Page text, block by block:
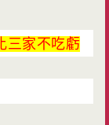
三家不吃虧